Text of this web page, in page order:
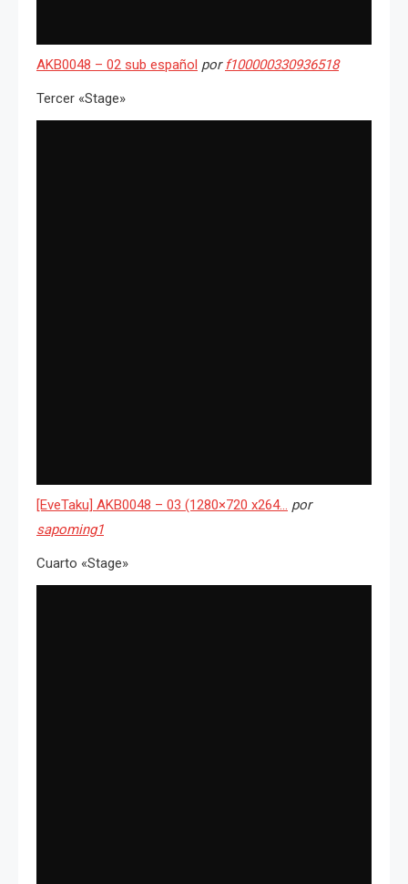
AKB0048 – 02 sub español porf100000330936518
Tercer «Stage»
[EveTaku] AKB0048 – 03 (1280×720 x264… por
sapoming1
Cuarto «Stage»